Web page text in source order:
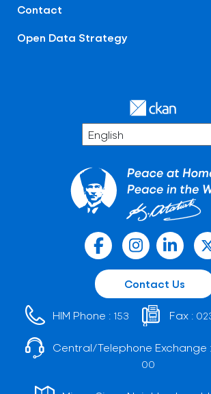
Contact
Open Data Strategy
Contact Us
HIM Phone : 153 Fax :
Central/Telephone Exchange :
00